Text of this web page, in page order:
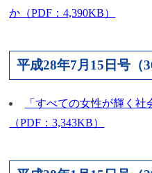
か（PDF：4,390KB）
平成28年7月15日号（
「すべての女性が輝く
（PDF：3,343KB）